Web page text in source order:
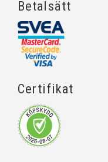
Betalsätt
Certifikat